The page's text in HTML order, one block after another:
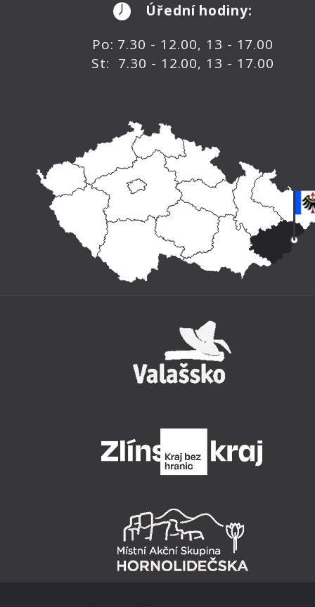
Úřední hodiny:
Po: 7.30 - 12.00, 13 - 17.00
St: 7.30 - 12.00, 13 - 17.00